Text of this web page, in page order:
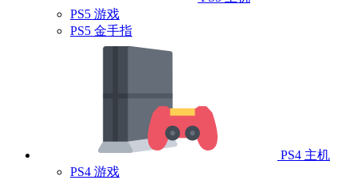
PS5 游戏
PS5 金手指
PS4 主机
PS4 游戏